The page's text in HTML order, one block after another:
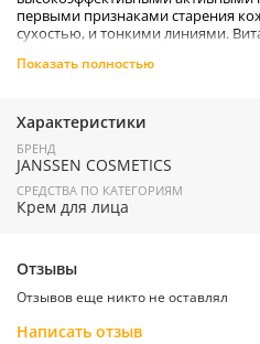
первыми признаками старения
сухостью, и тонкими линиями.
где превращается в активный
* Освежает, выравнивает тон
* Придает коже сияние
* Нейтрализует свободные
* Защищает кожу от
* Стимулирует синтез коллагена и
* Обладает приятным ароматом
вечером.
Профессиональный совет:В
Cream наносите легкую
которая предотвращает
Показать полностью
Характеристики
БРЕНД
JANSSEN COSMETICS
СРЕДСТВА ПО КАТЕГОРИЯМ
Крем для лица
Отзывы
Отзывов еще никто не оставлял
Написать отзыв